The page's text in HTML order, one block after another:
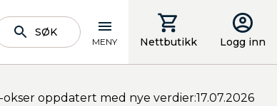
SØK
MENY Nettbutikk Logg inn
okser oppdatert med nye verdier:17.07.2026